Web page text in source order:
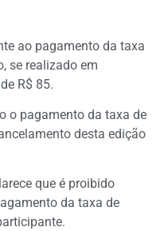
ao pagamento da taxa
se realizado em
R$ 85.
o pagamento da taxa de
desta edição
que é proibido
da taxa de